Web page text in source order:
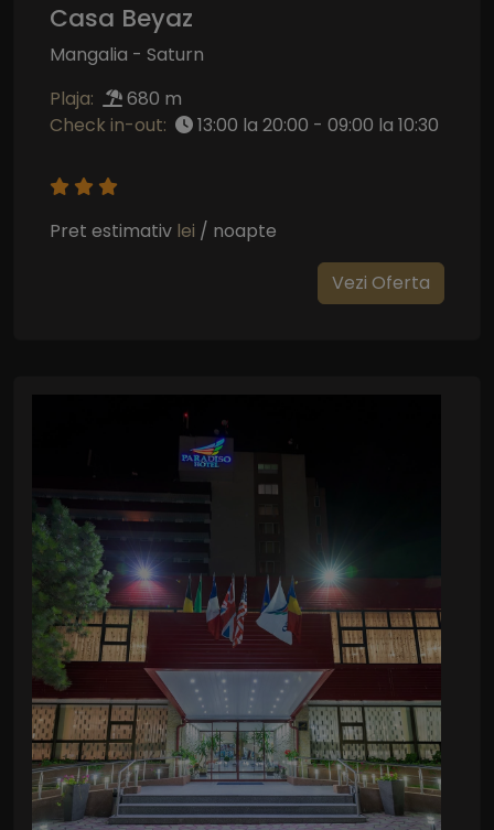
Casa Beyaz
Mangalia - Saturn
Plaja:
680 m
Check in-out:
13:00 la 20:00 - 09:00 la 10:30
Pret estimativ lei / noapte
Vezi Oferta